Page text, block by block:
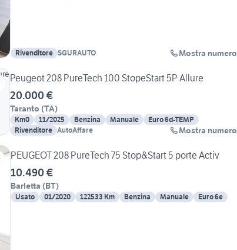
Rivenditore SGURAUTO Mostra numero
Peugeot 208 PureTech 100 StopeStart 5P Allure
20.000 €
Taranto (TA)
Km0 11/2025 Benzina Manuale
Euro 6d-TEMP
Rivenditore AutoAffare Mostra numero
PEUGEOT 208 PureTech 75 Stop&Start 5 porte Activ
10.490 €
Barletta (BT)
Usato 01/2020 122533 Km Benzina Manuale Euro 6e